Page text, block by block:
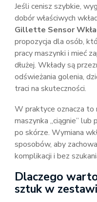
Jeśli cenisz szybkie,
dobór właściwych
Gillette Sensor
propozycja dla osób,
pracy maszynki i mieć
dłużej. Wkłady są
odświeżania golenia,
traci na skuteczności.
W praktyce oznacza to
maszynka „ciągnie”
po skórze. Wymiana
sposobów, aby
komplikacji i bez
Dlaczego
sztuk w